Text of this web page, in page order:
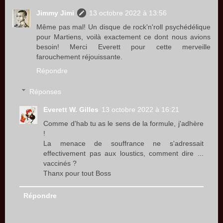
Jimmy Jimi
13 octobre 2022 à 13:56
Même pas mal! Un disque de rock'n'roll psychédélique
pour Martiens, voilà exactement ce dont nous avions
besoin! Merci Everett pour cette merveille
farouchement réjouissante.
Répondre
Réponses
Everett W. Gilles 13 octobre 2022 à 16:21
Comme d'hab tu as le sens de la formule, j'adhère
!
La menace de souffrance ne s'adressait
effectivement pas aux loustics, comment dire ...
vaccinés ?
Thanx pour tout Boss
Répondre